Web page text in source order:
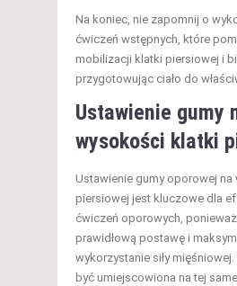
Na koniec, nie zapomnij o
ćwiczeń wstępnych, które
mobilizacji klatki piersiowej i
przygotowując ciało do
Ustawienie gumy
wysokości klatki
Ustawienie gumy oporowej
piersiowej jest kluczowe dla
ćwiczeń oporowych,
prawidłową postawę i
wykorzystanie siły
być umiejscowiona na tej